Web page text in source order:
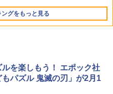
グをもっと見る
を楽しもう！ エポック社
もパズル 鬼滅の刃」が2月1